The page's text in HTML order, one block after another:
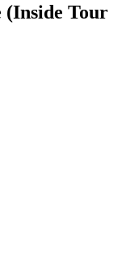
(Inside Tour